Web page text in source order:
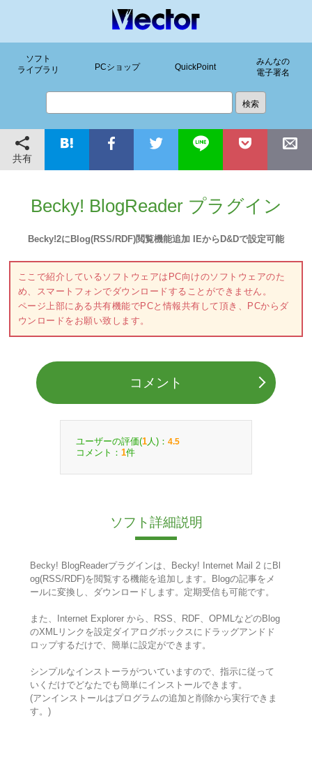
ソフト
ライブラリ
PCショップ QuickPoint
みんなの
電子署名
共有
Becky! BlogReader プラグイン
Becky!2にBlog(RSS/RDF)閲覧機能追加 IEからD&Dで設定可能
ここで紹介しているソフトウェアはPC向けのソフトウェアのた
め、スマートフォンでダウンロードすることができません。
ページ上部にある共有機能でPCと情報共有して頂き、PCからダ
ウンロードをお願い致します。
コメント
ユーザーの評価(1 人)： 4.5
コメント： 1件
ソフト詳細説明
Becky! BlogReaderプラグインは、Becky! Internet Mail 2 にBl
og(RSS/RDF)を閲覧する機能を追加します。Blogの記事をメ
ールに変換し、ダウンロードします。定期受信も可能です。
また、Internet Explorer から、RSS、RDF、OPMLなどのBlog
のXMLリンクを設定ダイアログボックスにドラッグアンドド
ロップするだけで、簡単に設定ができます。
シンプルなインストーラがついていますので、指示に従って
いくだけでどなたでも簡単にインストールできます。
(アンインストールはプログラムの追加と削除から実行できま
す。)